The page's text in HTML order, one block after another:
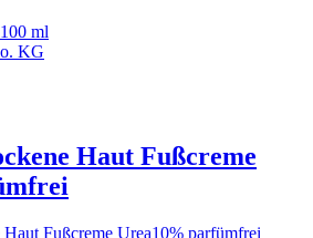
ml
KG
Haut Fußcreme